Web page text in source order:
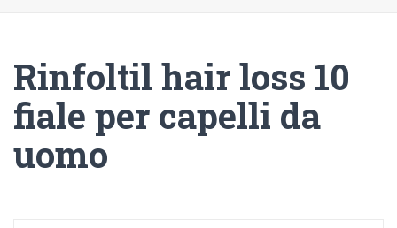
Rinfoltil hair loss 10
fiale per capelli da
uomo